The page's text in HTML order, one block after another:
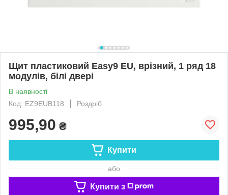
Щит пластиковий Easy9 EU, врізний, 1 ряд 18
модулів, білі двері
В наявності
Код: EZ9EUB118
Роздріб
995,90 ₴
Купити
або
Купити з